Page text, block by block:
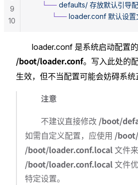
     └──
defaults/ 存放默认引导
          └──
loader.conf 默认设置
9
10
loader.conf 是系统启动配置
/boot/loader.conf。写入此处的
生效，但不当配置可能会妨碍系统
注意
不建议直接修改 /boot/
如需自定义配置，应使用 /
/boot/loader.conf.local 文件
/boot/loader.conf.local 文件
特定设置。